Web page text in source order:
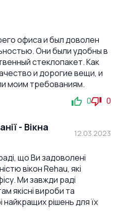
офиса и был доволен
Они были удобны в
стеклопакет. Как
и дорогие вещи, и
моим требованиям.
0 0
- Вікна
12.03.2023
що Ви задоволені
вікон Rehau, які
Ми завжди раді
якісні вироби та
найкращих рішень для їх